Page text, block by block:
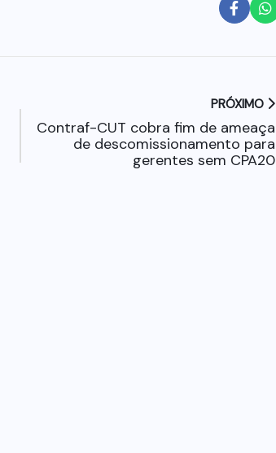
PRÓXIMO
Contraf-CUT cobra fim de ameaça
de descomissionamento para
gerentes sem CPA20